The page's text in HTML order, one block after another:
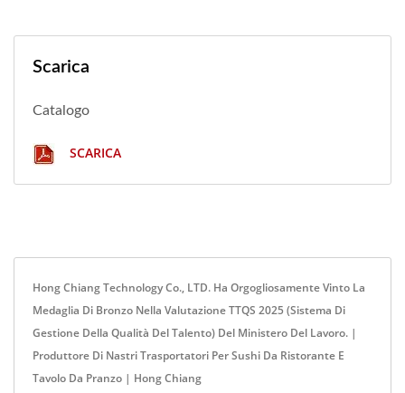
Scarica
Catalogo
SCARICA
Hong Chiang Technology Co., LTD. Ha Orgogliosamente Vinto La
Medaglia Di Bronzo Nella Valutazione TTQS 2025 (Sistema Di
Gestione Della Qualità Del Talento) Del Ministero Del Lavoro. |
Produttore Di Nastri Trasportatori Per Sushi Da Ristorante E
Tavolo Da Pranzo | Hong Chiang